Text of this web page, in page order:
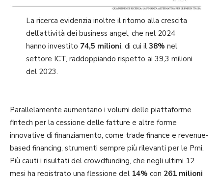
La ricerca evidenzia inoltre il ritorno alla crescita
dell’attività dei business angel, che nel 2024
hanno investito 74,5 milioni, di cui il 38% nel
settore ICT, raddoppiando rispetto ai 39,3 milioni
del 2023.
Parallelamente aumentano i volumi delle piattaforme
fintech per la cessione delle fatture e altre forme
innovative di finanziamento, come trade finance e revenue-
based financing, strumenti sempre più rilevanti per le Pmi.
Più cauti i risultati del crowdfunding, che negli ultimi 12
mesi ha registrato una flessione del 14% con 261 milioni